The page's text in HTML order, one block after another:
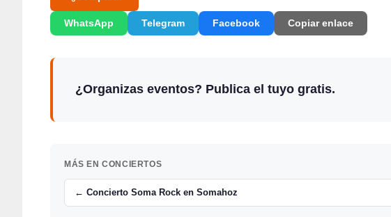
WhatsApp Telegram Facebook Copiar enlace
¿Organizas eventos? Publica el tuyo gratis.
MÁS EN CONCIERTOS
← Concierto Soma Rock en Somahoz